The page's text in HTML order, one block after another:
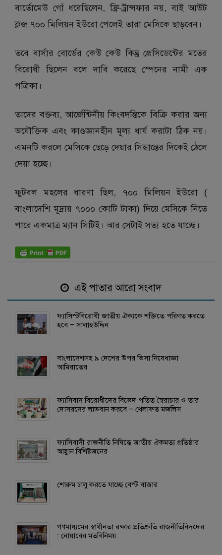
বার্তোমেউ গোঁ ধরেছিলেন, ফ্রি-ট্রান্সফার নয়, বাই আউট
ক্লজ ৭০০ মিলিয়ন ইউরো পেলেই তারা মেসিকে ছাড়বেন।
তবে বার্সার বোর্ডের কেউ কেউ কিন্তু প্রেসিডেন্টের মতের
বিরোধী ছিলেন বলে দাবি করেছে স্পেনের নামী এক
পত্রিকা।
তাদের বক্তব্য, আর্জেন্টিনীয় কিংবদন্তিকে বিক্রি করার জন্য
অযৌক্তিক এবং কাণ্ডজ্ঞানহীন মূল্য ধার্য করাটা ঠিক নয়।
এমনটি করলে মেসিকে ছেড়ে দেয়ার সিদ্ধান্তের দিকেই ঠেলে
দেয়া হচ্ছে।
ফুটবল মহলের ধারণা ছিল, ৭০০ মিলিয়ন ইউরো (
বাংলাদেশি মূদ্রায় ৭০০০ কোটি টাকা) দিয়ে মেসিকে নিতে
পারে একমাত্র ম্যান সিটিই। আর সেটাই সত্য হতে যাচ্ছে।
এই পাতার আরো সংবাদ
ফ্যাসিস্টবিরোধী জাতীয় ঐক্যকে শক্তিতে পরিণত করতে
হবে – সালাহউদ্দিন
বাংলাদেশসহ ৯ দেশের উপর ভিসা নিষেধাজ্ঞা
আমিরাতের
ফ্যাসিবাদ বিরোধীদের বিভেদ পতিত স্বৈরাচার ও তার
দোসরদের লাভবান করবে – খেলাফত মজলিস
ফ্যাসিবাদী রাজনীতি নিষিদ্ধে জাতীয় ঐকমত্য প্রতিষ্ঠার
আহ্বান বিশিষ্টজনের
শোরুম চালু করতে যাচ্ছে বেস্ট বাজার
গণমাধ্যমের স্বাধীনতা রক্ষার প্রতিশ্রুতি রাজনীতিবিদদের
: নোয়াবের মতবিনিময়